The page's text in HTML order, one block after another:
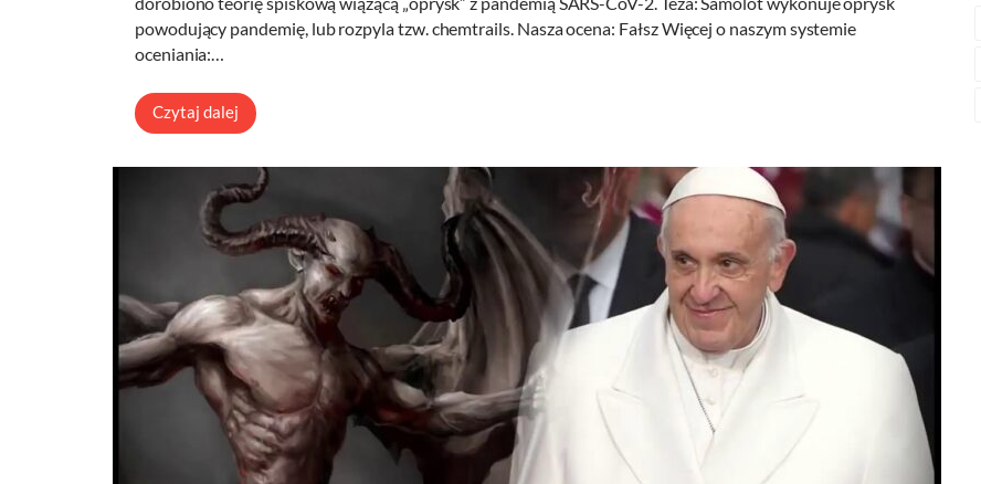
powodujący pandemię, lub rozpyla tzw. chemtrails. Nasza ocena: Fałsz Więcej o naszym systemie
oceniania:…
Czytaj dalej